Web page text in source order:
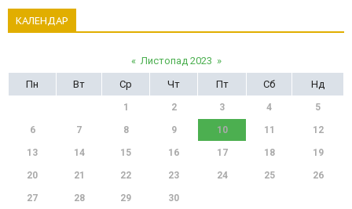
КАЛЕНДАР
« Листопад 2023 »
Пн
Вт Ср Чт Пт Сб Нд
1 2 3 4 5
6 7 8 9 10 11 12
13 14 15 16 17 18 19
20 21 22 23 24 25 26
27 28 29 30